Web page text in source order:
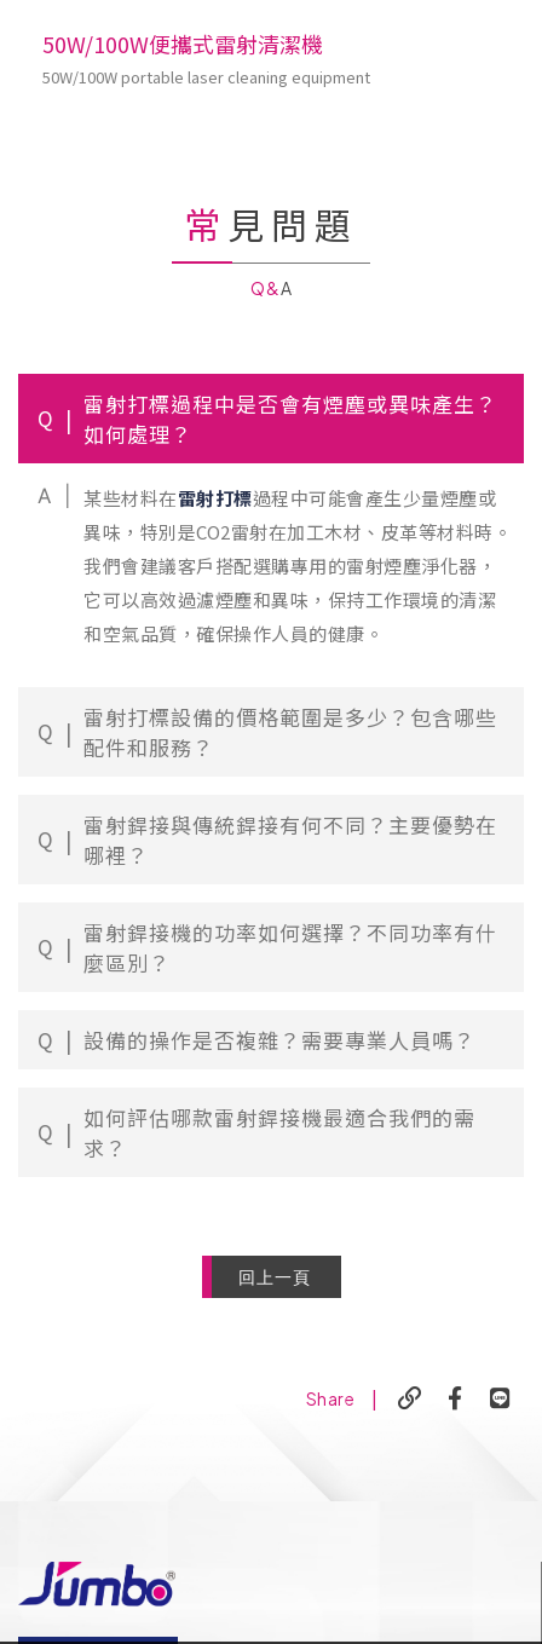
50W/100W便攜式雷射清潔機
50W/100W portable laser cleaning equipment
常見問題
Q&A
Q
雷射打標過程中是否會有煙塵或異味產生？
如何處理？
A 某些材料在雷射打標過程中可能會產生少量煙塵或
異味，特別是CO2雷射在加工木材、皮革等材料時。
我們會建議客戶搭配選購專用的雷射煙塵淨化器，
它可以高效過濾煙塵和異味，保持工作環境的清潔
和空氣品質，確保操作人員的健康。
Q
雷射打標設備的價格範圍是多少？包含哪些
配件和服務？
Q
雷射銲接與傳統銲接有何不同？主要優勢在
哪裡？
Q
雷射銲接機的功率如何選擇？不同功率有什
麼區別？
Q 設備的操作是否複雜？需要專業人員嗎？
Q
如何評估哪款雷射銲接機最適合我們的需
求？
回上一頁
Share |